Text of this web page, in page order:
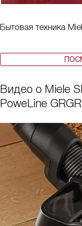
Бытовая техника
Видео о Miele
PoweLine GRGR